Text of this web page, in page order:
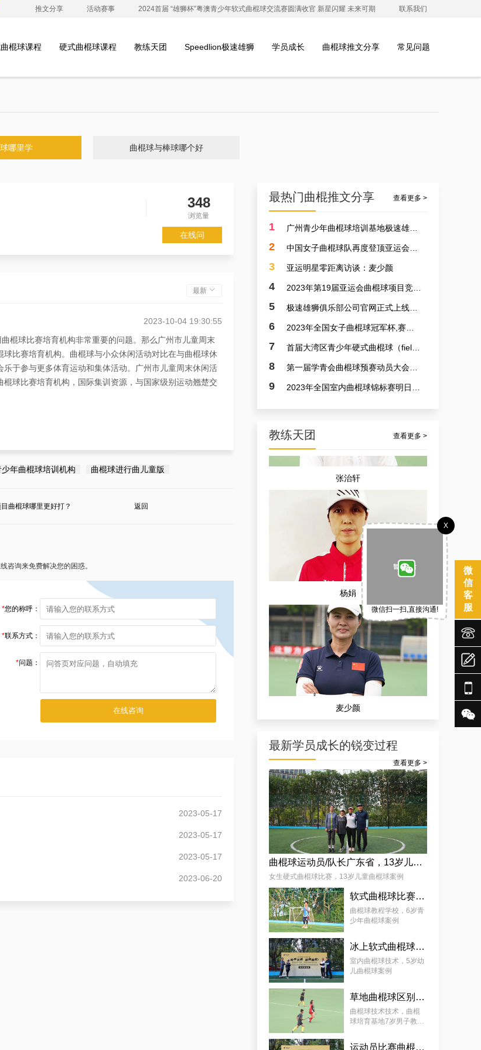
推文分享 活动赛事 2024首届 “雄狮杯”粤澳青少年软式曲棍球交流赛圆满收官 新星闪耀 未来可期 联系我们
棍球课程 硬式曲棍球课程 教练天团 Speedlion极速雄狮 学员成长 曲棍球推文分享 常见问题
哪里学 曲棍球与棒球哪个好
348
浏览量
在线问
最新
2023-10-04 19:30:55
棍球比赛培育机构非常重要的问题。那么广州市儿童周末
比赛培育机构。曲棍球与小众休闲活动对比在与曲棍球休
于参与更多体育运动和集体活动。广州市儿童周末休闲活
球比赛培育机构，国际集训资源，与国家级别运动翘楚交
年曲棍球培训机构 曲棍球进行曲儿童版
曲棍球哪里更好打？ 返回
咨询来免费解决您的困惑。
*您的称呼：
*联系方式：
*问题：
2023-05-17
2023-05-17
2023-05-17
2023-06-20
最热门曲棍推文分享 查看更多 >
1
2
3 亚运明星零距离访谈：麦少颜
4
5
6
7
8
9
教练天团 查看更多 >
孟宪飞
张治轩
杨娟
麦少颜
最新学员成长的锐变过程
查看更多 >
曲棍球运动员/队长广东省，13岁儿童曲棍球案例
女生硬式曲棍球比赛，13岁儿童曲棍球案例
软式曲棍球比赛技巧，6岁青少年曲棍球教程案例
曲棍球教程学校，6岁青
少年曲棍球案例
冰上软式曲棍球，曲棍球教育基地5岁女孩教程案例
室内曲棍球技术，5岁幼
儿曲棍球案例
草地曲棍球区别，7岁幼儿曲棍球教学案例
曲棍球技术技术，曲棍
球培育基地7岁男子教学
运动员比赛曲棍球，9岁幼儿曲棍球案例
微
信
客
服
X
微信扫一扫,直接沟通!




